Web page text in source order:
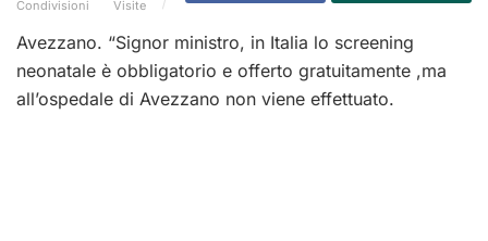
Condivisioni Visite
Avezzano. “Signor ministro, in Italia lo screening
neonatale è obbligatorio e offerto gratuitamente ,ma
all’ospedale di Avezzano non viene effettuato.